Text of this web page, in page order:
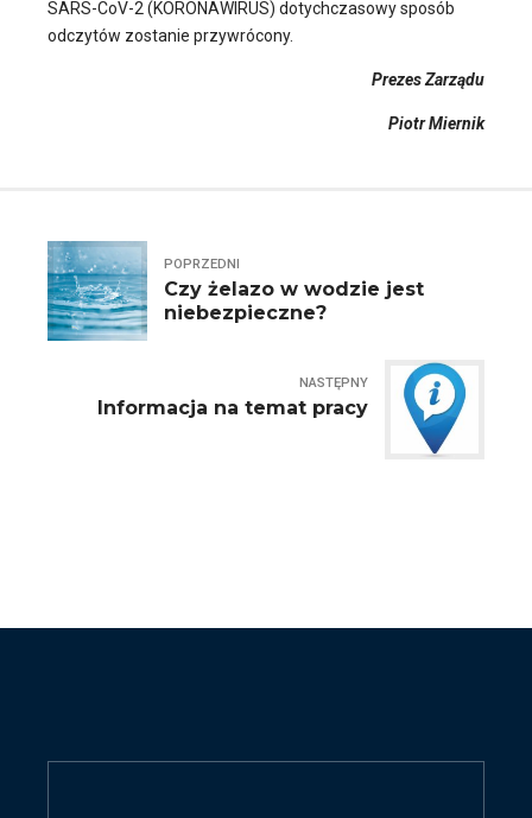
SARS-CoV-2 (KORONAWIRUS) dotychczasowy sposób
odczytów zostanie przywrócony.
Prezes Zarządu
Piotr Miernik
POPRZEDNI
Czy żelazo w wodzie jest
niebezpieczne?
NASTĘPNY
Informacja na temat pracy